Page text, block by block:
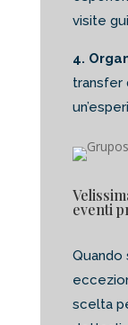
visite
4.
transfer
eventi
Quando
scelta